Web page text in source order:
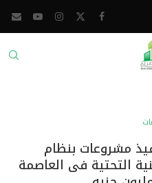
مشروعات بنظام
التحتية فى العاصمة